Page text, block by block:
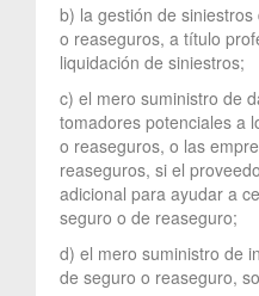
b) la gestión de
o reaseguros, a título
liquidación de siniestros;
c) el mero suministro de
tomadores potenciales a
o reaseguros, o las
reaseguros, si el
adicional para ayudar a
seguro o de reaseguro;
d) el mero suministro de
de seguro o reaseguro,